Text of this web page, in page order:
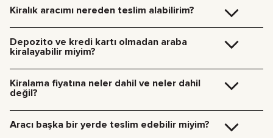
Kiralık aracımı nereden teslim alabilirim?
isteyebilirsiniz. Belirttiğiniz konuma gelir, tüm evrak işlemlerini yerinde
hallederiz.
Gece teslimatı (21:00 – 09:00): 235 AED (+%5 KDV)
Diğer Emirliklere teslimat için bizimle iletişime geçin.
Depozito ve kredi kartı olmadan araba
kiralayabilir miyim?
Kiralama fiyatına neler dahil ve neler dahil
değil?
Araç kiralama ücretine dahil olanlar: kiralama bedeli, sigorta, müşteri
Aracı başka bir yerde teslim edebilir miyim?